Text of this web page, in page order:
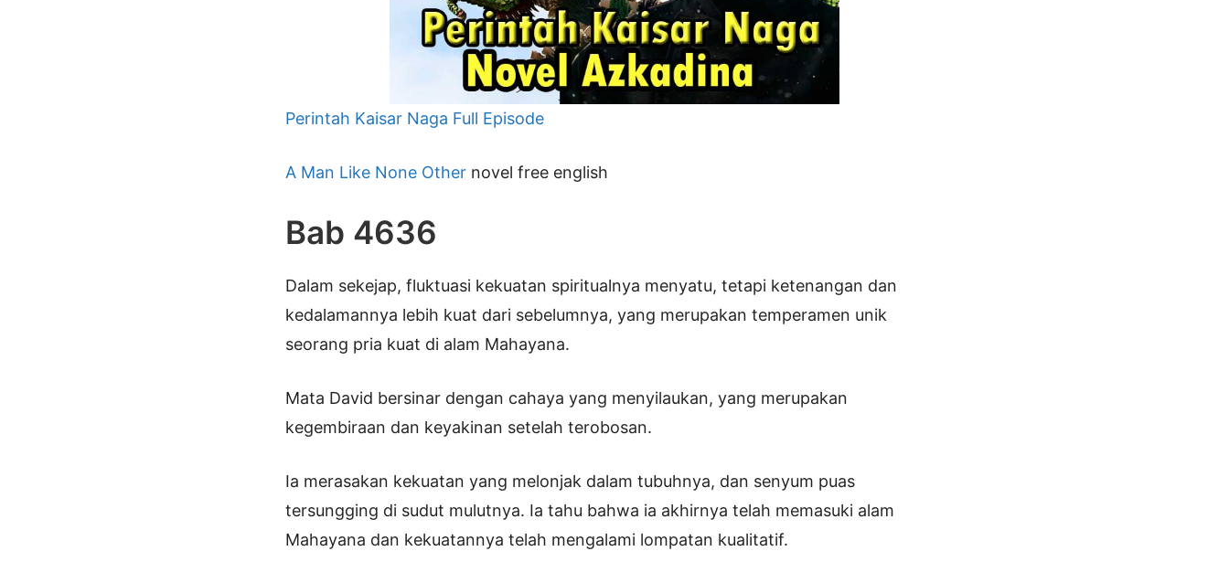
Perintah Kaisar Naga Full Episode
A Man Like None Other novel free english
Bab 4636
Dalam sekejap, fluktuasi kekuatan spiritualnya menyatu, tetapi ketenangan dan
kedalamannya lebih kuat dari sebelumnya, yang merupakan temperamen unik
seorang pria kuat di alam Mahayana.
Mata David bersinar dengan cahaya yang menyilaukan, yang merupakan
kegembiraan dan keyakinan setelah terobosan.
Ia merasakan kekuatan yang melonjak dalam tubuhnya, dan senyum puas
tersungging di sudut mulutnya. Ia tahu bahwa ia akhirnya telah memasuki alam
Mahayana dan kekuatannya telah mengalami lompatan kualitatif.